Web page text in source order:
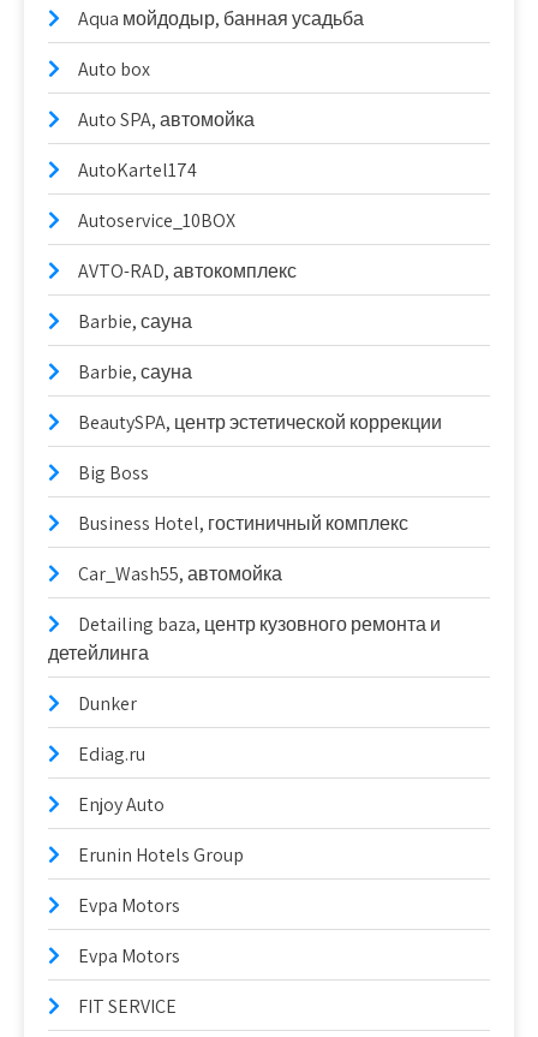
Aqua мойдодыр, банная усадьба
Auto box
Auto SPA, автомойка
AutoKartel174
Autoservice_10BOX
AVTO-RAD, автокомплекс
Barbie, сауна
Barbie, сауна
BeautySPA, центр эстетической коррекции
Big Boss
Business Hotel, гостиничный комплекс
Car_Wash55, автомойка
Detailing baza, центр кузовного ремонта и
детейлинга
Dunker
Ediag.ru
Enjoy Auto
Erunin Hotels Group
Evpa Motors
Evpa Motors
FIT SERVICE